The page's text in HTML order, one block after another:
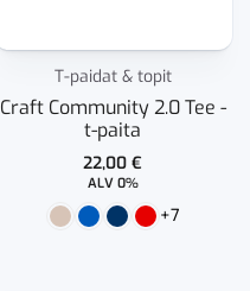
T-paidat & topit
Craft Community 2.0 Tee -
t-paita
22,00€
ALV 0%
+7